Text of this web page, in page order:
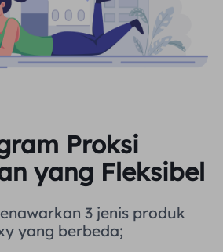
Proksi
yang Fleksibel
3 jenis produk
yang berbeda;